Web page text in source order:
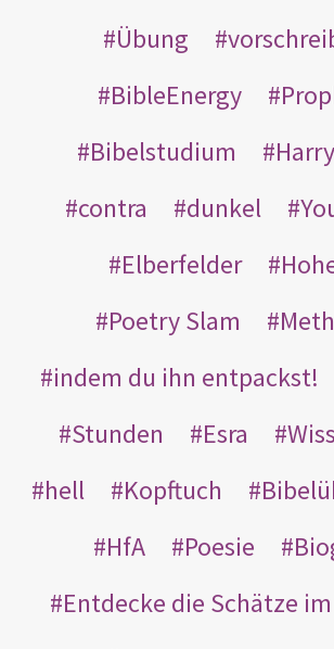
Übung
BibleEnergy
Bibelstudium
contra
dunkel
Elberfelder
Poetry Slam
indem du ihn entpackst!
Stunden
Esra
hell
Kopftuch
HfA
Poesie
Entdecke die Schätze